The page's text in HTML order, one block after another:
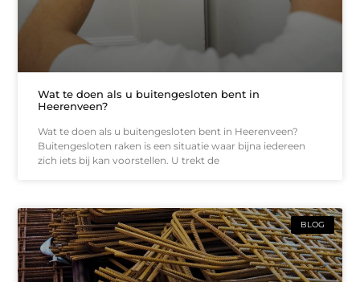
Wat te doen als u buitengesloten bent in
Heerenveen?
Wat te doen als u buitengesloten bent in Heerenveen?
Buitengesloten raken is een situatie waar bijna iedereen
zich iets bij kan voorstellen. U trekt de
BLOG